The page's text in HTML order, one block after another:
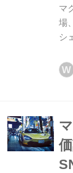
マ
場
シ
マ
ル
リ
る
ナ
W